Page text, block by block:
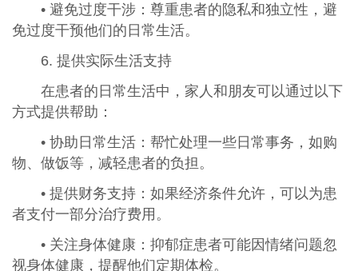
• 避免过度干涉：尊重患者的隐私和独立性，避
免过度干预他们的日常生活。
6. 提供实际生活支持
在患者的日常生活中，家人和朋友可以通过以下
方式提供帮助：
• 协助日常生活：帮忙处理一些日常事务，如购
物、做饭等，减轻患者的负担。
• 提供财务支持：如果经济条件允许，可以为患
者支付一部分治疗费用。
• 关注身体健康：抑郁症患者可能因情绪问题忽
视身体健康，提醒他们定期体检。